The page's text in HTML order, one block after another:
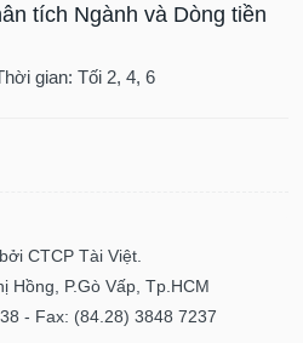
tích Ngành và Dòng tiền
gian: Tối 2, 4, 6
CTCP Tài Việt.
Hồng, P.Gò Vấp, Tp.HCM
- Fax: (84.28) 3848 7237